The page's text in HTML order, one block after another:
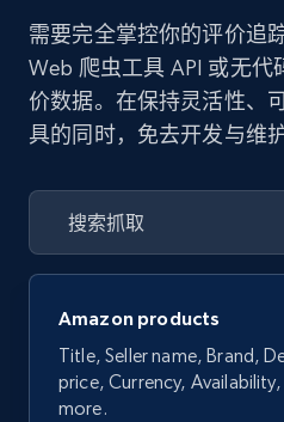
需要完全掌控你的评价追
Web 爬虫工具 API 或无
价数据。在保持灵活性、
具的同时，免去开发与维
Amazon products
Title, Seller name, Brand,
price, Currency,
more.